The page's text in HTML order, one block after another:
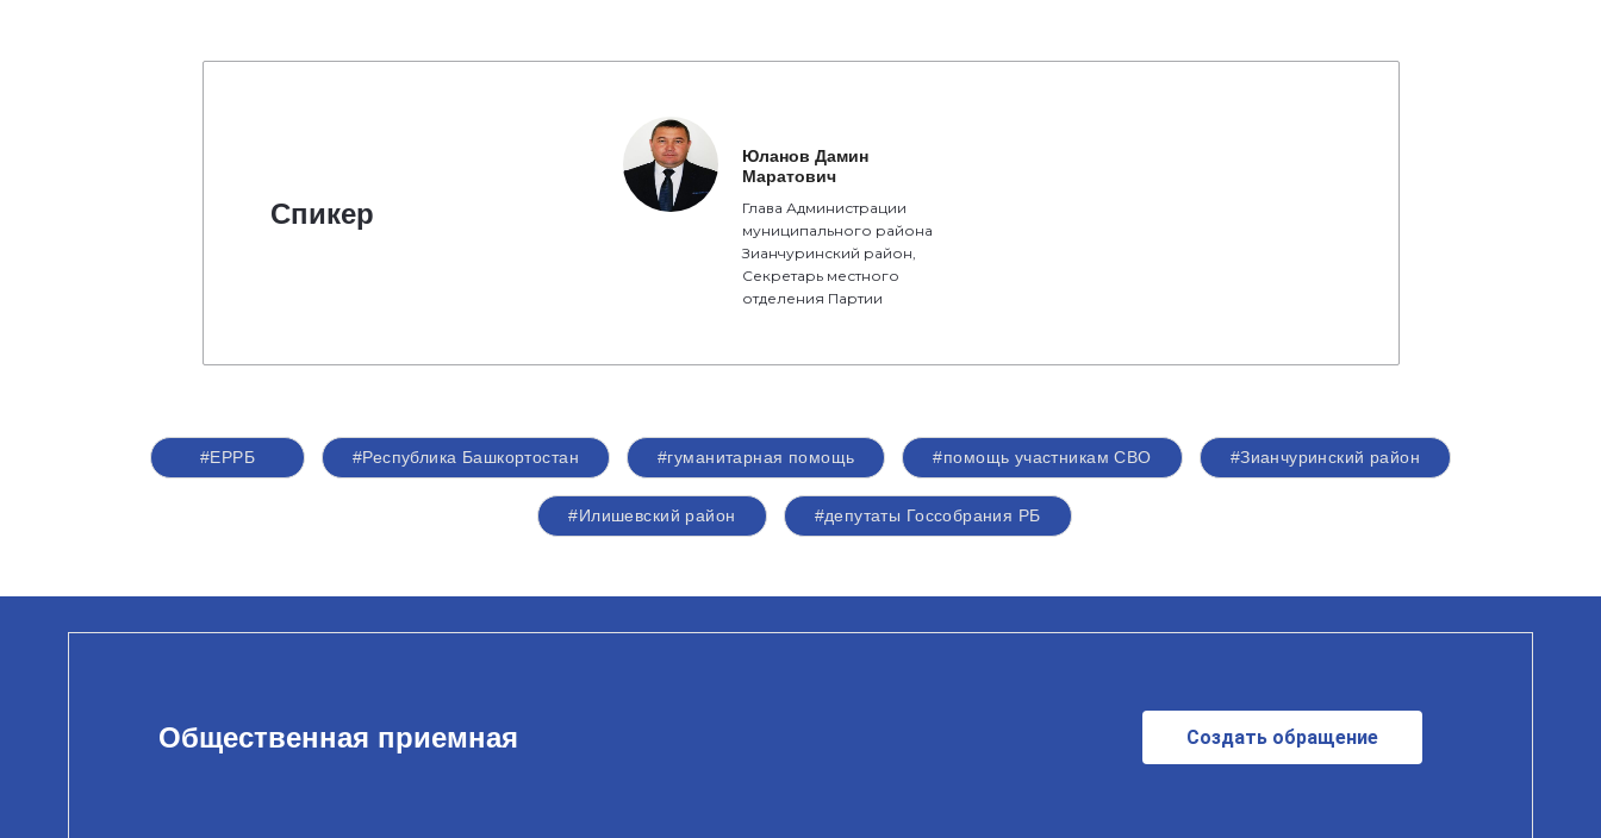
Спикер
Юланов Дамин
Маратович
Глава Администрации
муниципального района
Зианчуринский район,
Секретарь местного
отделения Партии
#ЕРРБ #Республика Башкортостан #гуманитарная помощь #помощь участникам СВО #Зианчуринский район
#Илишевский район #депутаты Госсобрания РБ
Общественная приемная Создать обращение